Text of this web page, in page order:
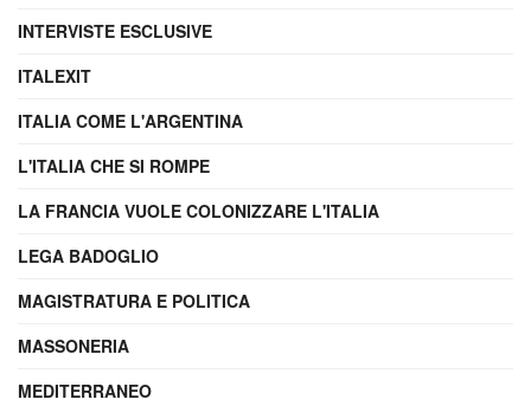
INTERVISTE ESCLUSIVE
ITALEXIT
ITALIA COME L'ARGENTINA
L'ITALIA CHE SI ROMPE
LA FRANCIA VUOLE COLONIZZARE L'ITALIA
LEGA BADOGLIO
MAGISTRATURA E POLITICA
MASSONERIA
MEDITERRANEO